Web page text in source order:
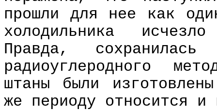
прошли для нее как
холодильника
Правда,
радиоуглеродного
штаны были
же периоду относится и